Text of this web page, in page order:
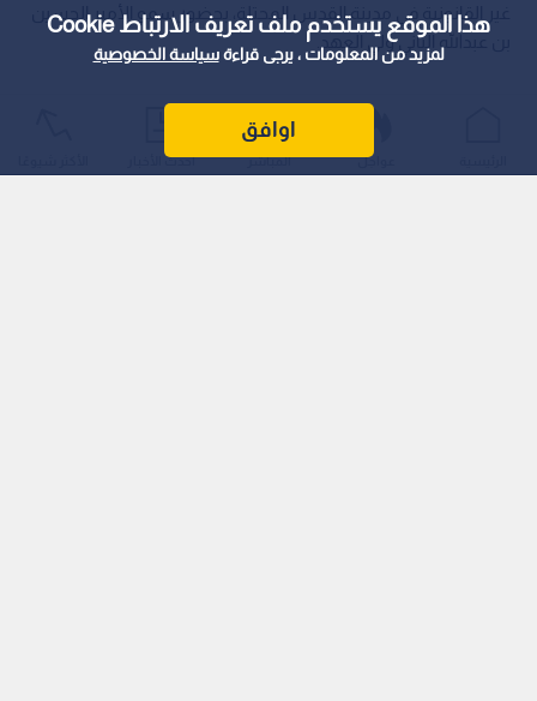
هذا الموقع يستخدم ملف تعريف الارتباط Cookie
لمزيد من المعلومات ، يرجى قراءةسياسة الخصوصية
اوافق
غير القانونية في مدينة القدس المحتلة، بحضور سمو الأمير الحسين
بن عبدالله الثاني ولي العهد.
عواجل المباشر أحدث الأخبار